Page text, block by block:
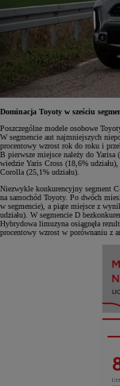
Dominacja Toyoty w sześciu
Poszczególne modele osobowe
W segmencie aut najmniejszych
procentowy wzrost rok do roku i
B pierwsze miejsce należy do
wiedzie Yaris Cross (18,6%
Corolla (25,1% udziału).
Niezwykle konkurencyjny segment
na samochód Toyoty. Po dwóch
w segmencie), a piąte miejsce z
udziału). W segmencie D
Hybrydowa limuzyna osiągnęła
procentowy wzrost w porównaniu z